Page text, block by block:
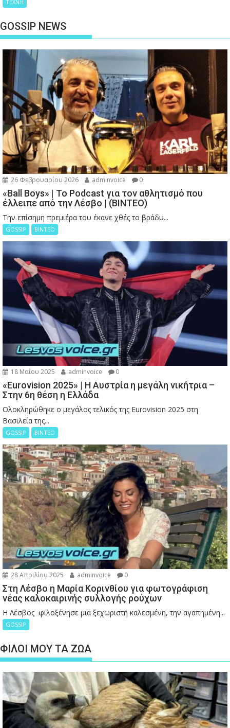
ΤΕΧΝΗ
GOSSIP NEWS
26 Φεβρουαρίου 2026 adminvoice 0
«Ball Boys» | Το Podcast για τον αθλητισμό που
έλλειπε από την Λέσβο | (ΒΙΝΤΕΟ)
Την επίσημη πρεμιέρα του έκανε χθές το βράδυ...
GOSSIP ΒΙΝΤΕΟ
18 Μαΐου 2025 adminvoice 0
«Eurovision 2025» | Η Αυστρία η μεγάλη νικήτρια –
Στην 6η θέση η Ελλάδα
Ολοκληρώθηκε ο μεγάλος τελικός της Eurovision 2025 στη
Βασιλεία της...
GOSSIP ΒΙΝΤΕΟ
28 Απριλίου 2025 adminvoice 0
Στη Λέσβο η Μαρία Κορινθίου για φωτογράφιση
νέας καλοκαιρινής συλλογής ρούχων
Η Λέσβος φιλοξένησε μια ξεχωριστή καλεσμένη, την αγαπημένη...
GOSSIP
ΦΙΛΟΙ ΜΟΥ ΤΑ ΖΩΑ